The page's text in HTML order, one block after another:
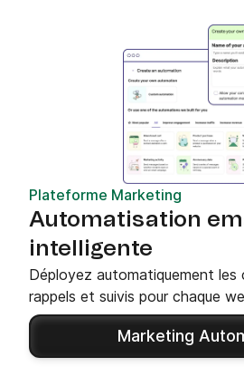
Plateforme Marketing
Automatisation
intelligente
Déployez automatiquement les
rappels et suivis pour chaque
Marketing